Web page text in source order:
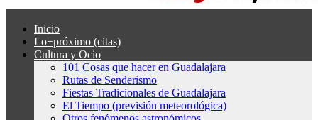
Inicio
Lo+próximo (citas)
Cultura y Ocio
101 Cosas que hacer en Guadalajara
Rutas de Senderismo
Fiestas Tradicionales de Guadalajara
El Tiempo (previsión meteorológica)